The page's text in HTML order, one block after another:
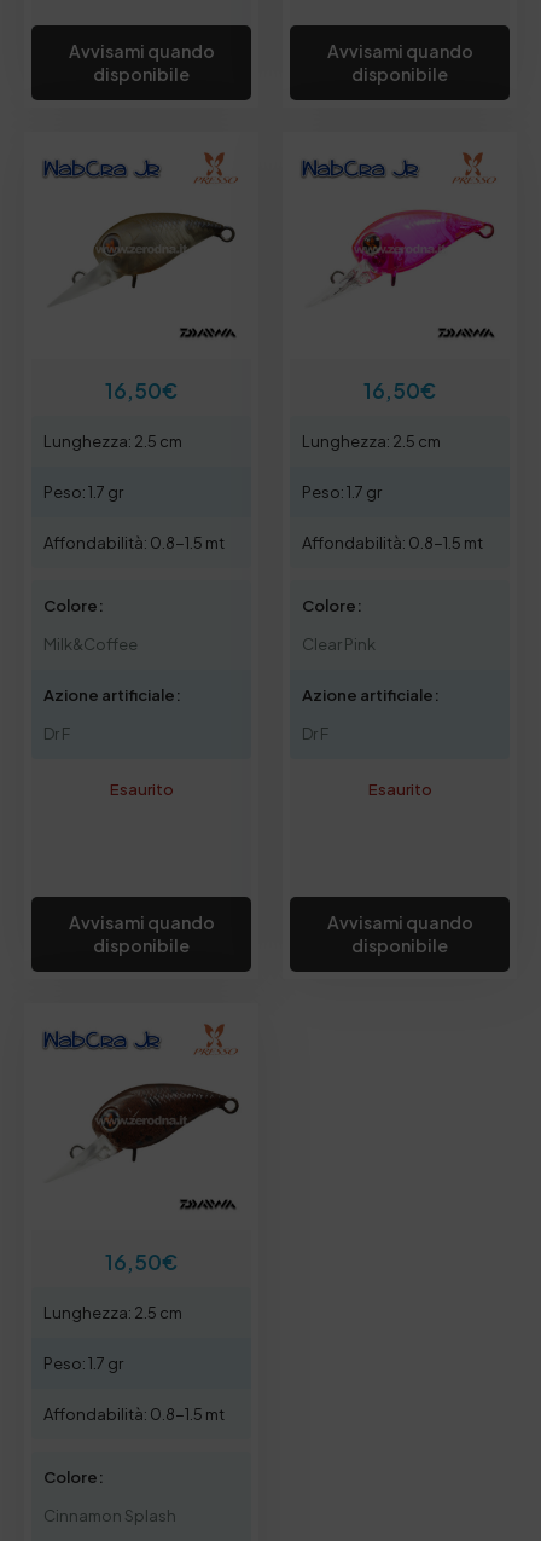
Avvisami quando
disponibile
Avvisami quando
disponibile
16,50€
Lunghezza: 2.5 cm
Peso: 1.7 gr
Affondabilità: 0.8-1.5 mt
Colore:
Milk&Coffee
Azione artificiale:
Dr F
Esaurito
Avvisami quando
disponibile
16,50€
Lunghezza: 2.5 cm
Peso: 1.7 gr
Affondabilità: 0.8-1.5 mt
Colore:
Clear Pink
Azione artificiale:
Dr F
Esaurito
Avvisami quando
disponibile
16,50€
Lunghezza: 2.5 cm
Peso: 1.7 gr
Affondabilità: 0.8-1.5 mt
Colore:
Cinnamon Splash